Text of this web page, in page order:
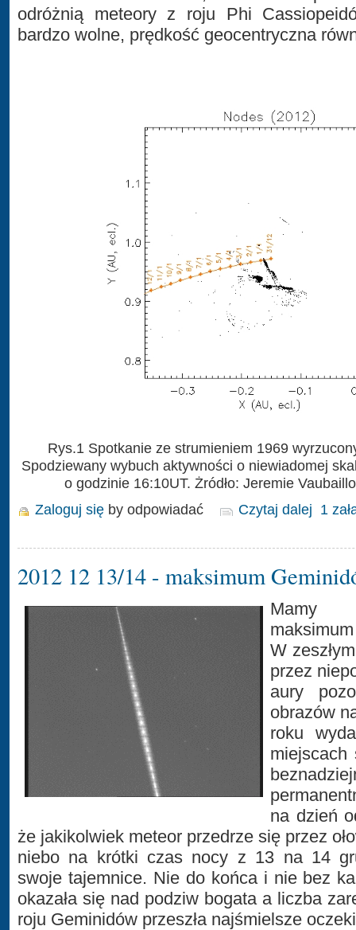
odróżnią meteory z roju Phi
bardzo wolne, prędkość geocentryczna
Rys.1 Spotkanie ze strumieniem 1969
Spodziewany wybuch aktywności o niewiadomej
o godzinie 16:10UT. Żródło: Jeremie
Zaloguj się by odpowiadać Czytaj dalej 1
2012 12 13/14 - maksimum
W
przez
aury
obrazów
roku
miejscach
na dzień
że jakikolwiek meteor przedrze się przez
niebo na krótki czas nocy z 13 na 14
swoje tajemnice. Nie do końca i nie bez
okazała się nad podziw bogata a liczba
roju Geminidów przeszła najśmielsze